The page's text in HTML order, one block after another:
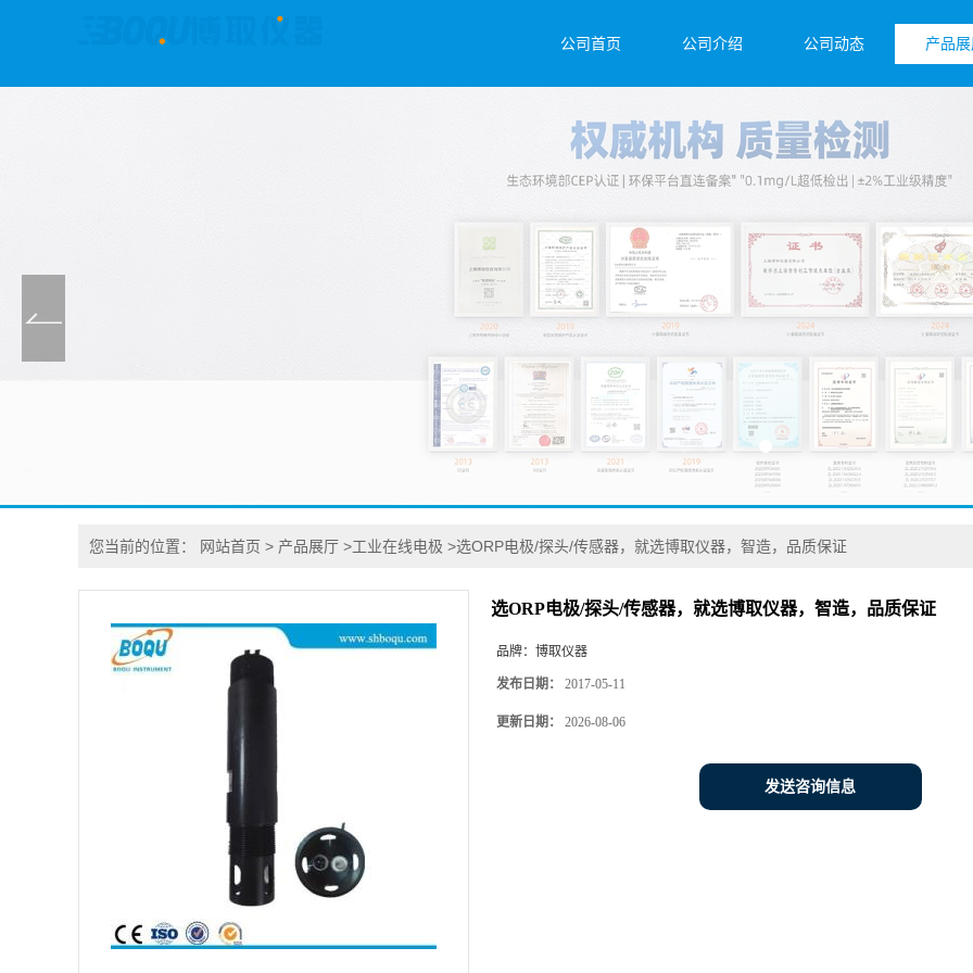
公司首页 公司介绍 公司动态 产品
您当前的位置： 网站首页 > 产品展厅 >工业在线电极 >选ORP电极/探头/传感器，就选博取仪器，智造，品质保证
选ORP电极/探头/传感器，就选博取仪器，智造，品质保证
品牌： 博取仪器
发布日期： 2017-05-11
更新日期： 2026-08-06
发送咨询信息